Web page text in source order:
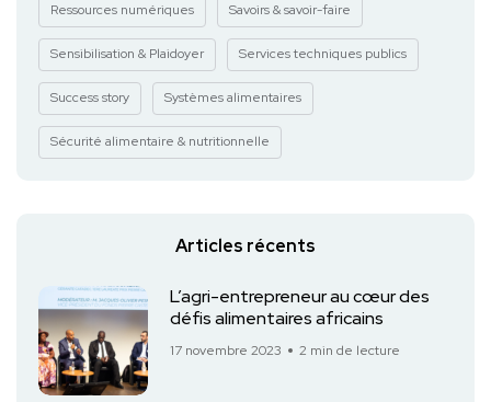
Ressources numériques Savoirs & savoir-faire
Sensibilisation & Plaidoyer Services techniques publics
Success story Systèmes alimentaires
Sécurité alimentaire & nutritionnelle
Articles récents
L’agri-entrepreneur au cœur des
défis alimentaires africains
17 novembre 2023 2 min de lecture